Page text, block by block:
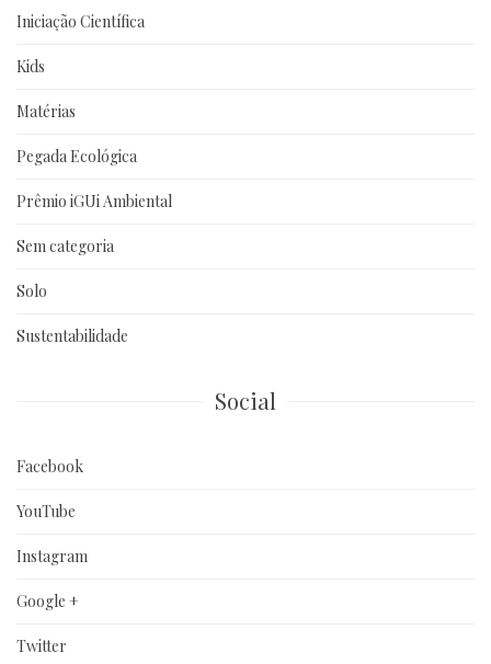
Iniciação Científica
Kids
Matérias
Pegada Ecológica
Prêmio iGUi Ambiental
Sem categoria
Solo
Sustentabilidade
Social
Facebook
YouTube
Instagram
Google +
Twitter